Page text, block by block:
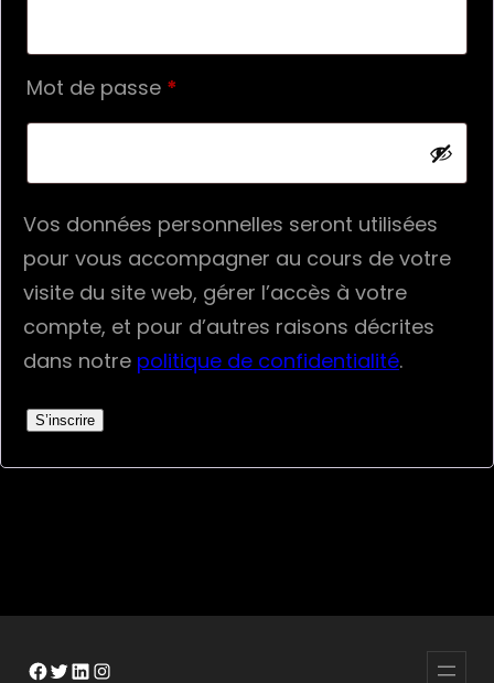
Mot de passe *
Vos données personnelles seront utilisées
pour vous accompagner au cours de votre
visite du site web, gérer l’accès à votre
compte, et pour d’autres raisons décrites
dans notre politique de confidentialité.
S’inscrire
Facebook
Twitter
LinkedIn
Instagram